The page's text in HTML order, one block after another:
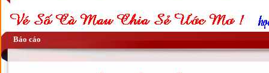
Báo cáo